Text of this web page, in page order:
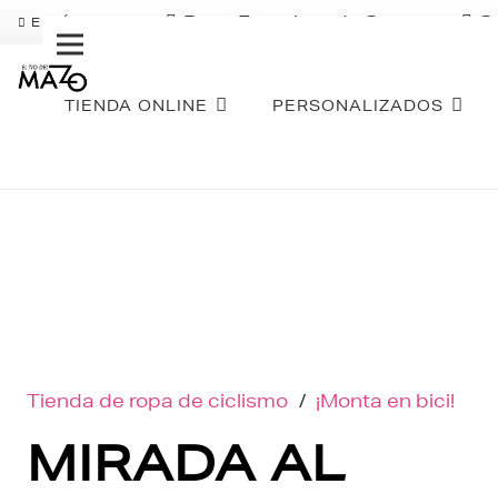
ENVÍO GRATIS Pago Fraccionado Sequra
TIENDA ONLINE PERSONALIZADOS
Tienda de ropa de ciclismo / ¡Monta en bici!
MIRADA AL